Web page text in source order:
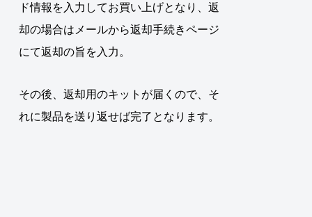
ド情報を入力してお買い上げとなり、返
却の場合はメールから返却手続きページ
にて返却の旨を入力。
その後、返却用のキットが届くので、そ
れに製品を送り返せば完了となります。